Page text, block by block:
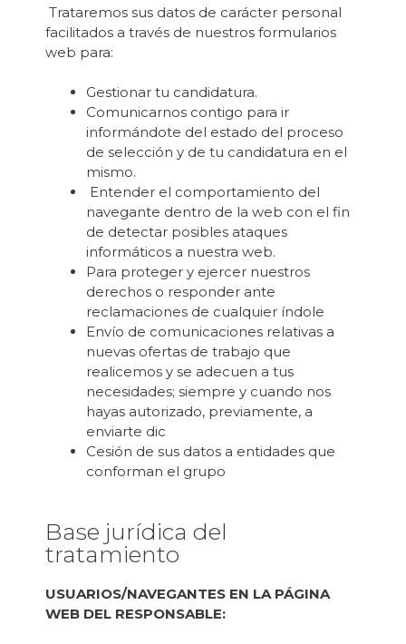
Trataremos sus datos de carácter personal
facilitados a través de nuestros formularios
web para:
Gestionar tu candidatura.
Comunicarnos contigo para ir
informándote del estado del proceso
de selección y de tu candidatura en el
mismo.
Entender el comportamiento del
navegante dentro de la web con el fin
de detectar posibles ataques
informáticos a nuestra web.
Para proteger y ejercer nuestros
derechos o responder ante
reclamaciones de cualquier índole
Envío de comunicaciones relativas a
nuevas ofertas de trabajo que
realicemos y se adecuen a tus
necesidades; siempre y cuando nos
hayas autorizado, previamente, a
enviarte dic
Cesión de sus datos a entidades que
conforman el grupo
Base jurídica del
tratamiento
USUARIOS/NAVEGANTES EN LA PÁGINA
WEB DEL RESPONSABLE: